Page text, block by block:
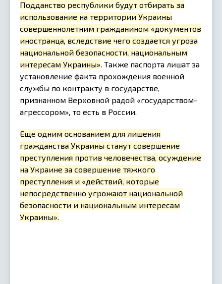
Подданство республики будут отбирать за
использование на территории Украины
совершеннолетним гражданином «документов
иностранца, вследствие чего создается угроза
национальной безопасности, национальным
интересам Украины». Также паспорта лишат за
установление факта прохождения военной
службы по контракту в государстве,
признанном Верховной радой «государством-
агрессором», то есть в России.
Еще одним основанием для лишения
гражданства Украины станут совершение
преступления против человечества, осуждение
на Украине за совершение тяжкого
преступления и «действий, которые
непосредственно угрожают национальной
безопасности и национальным интересам
Украины».